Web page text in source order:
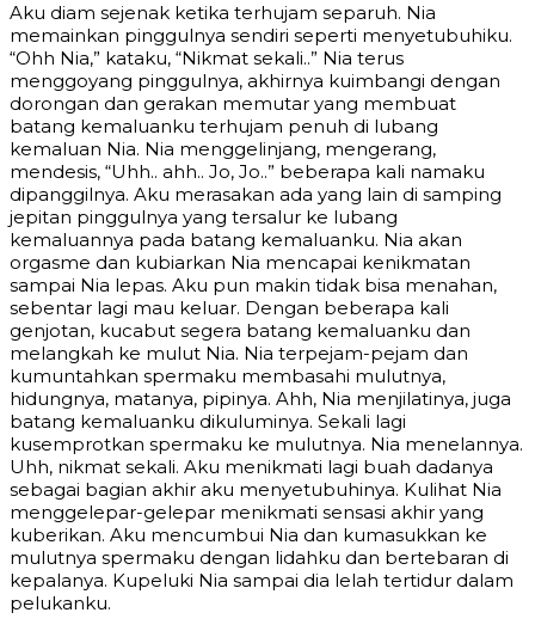
Aku diam sejenak ketika terhujam separuh. Nia
memainkan pinggulnya sendiri seperti menyetubuhiku.
“Ohh Nia,” kataku, “Nikmat sekali..” Nia terus
menggoyang pinggulnya, akhirnya kuimbangi dengan
dorongan dan gerakan memutar yang membuat
batang kemaluanku terhujam penuh di lubang
kemaluan Nia. Nia menggelinjang, mengerang,
mendesis, “Uhh.. ahh.. Jo, Jo..” beberapa kali namaku
dipanggilnya. Aku merasakan ada yang lain di samping
jepitan pinggulnya yang tersalur ke lubang
kemaluannya pada batang kemaluanku. Nia akan
orgasme dan kubiarkan Nia mencapai kenikmatan
sampai Nia lepas. Aku pun makin tidak bisa menahan,
sebentar lagi mau keluar. Dengan beberapa kali
genjotan, kucabut segera batang kemaluanku dan
melangkah ke mulut Nia. Nia terpejam-pejam dan
kumuntahkan spermaku membasahi mulutnya,
hidungnya, matanya, pipinya. Ahh, Nia menjilatinya, juga
batang kemaluanku dikuluminya. Sekali lagi
kusemprotkan spermaku ke mulutnya. Nia menelannya.
Uhh, nikmat sekali. Aku menikmati lagi buah dadanya
sebagai bagian akhir aku menyetubuhinya. Kulihat Nia
menggelepar-gelepar menikmati sensasi akhir yang
kuberikan. Aku mencumbui Nia dan kumasukkan ke
mulutnya spermaku dengan lidahku dan bertebaran di
kepalanya. Kupeluki Nia sampai dia lelah tertidur dalam
pelukanku.